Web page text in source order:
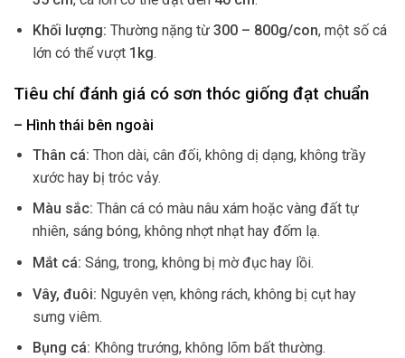
Khối lượng: Thường nặng từ 300 – 800g/con, một số cá
lớn có thể vượt 1kg.
Tiêu chí đánh giá có sơn thóc giống đạt chuẩn
– Hình thái bên ngoài
Thân cá: Thon dài, cân đối, không dị dạng, không trầy
xước hay bị tróc vảy.
Màu sắc: Thân cá có màu nâu xám hoặc vàng đất tự
nhiên, sáng bóng, không nhợt nhạt hay đốm lạ.
Mắt cá: Sáng, trong, không bị mờ đục hay lồi.
Vây, đuôi: Nguyên vẹn, không rách, không bị cụt hay
sưng viêm.
Bụng cá: Không trướng, không lõm bất thường.